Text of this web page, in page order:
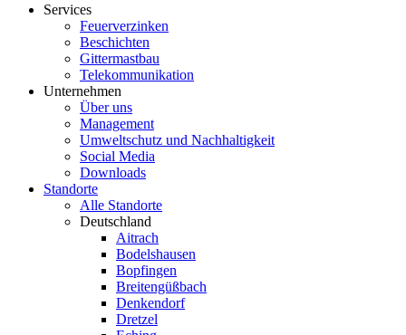
Services
Feuerverzinken
Beschichten
Gittermastbau
Telekommunikation
Unternehmen
Über uns
Management
Umweltschutz und Nachhaltigkeit
Social Media
Downloads
Standorte
Alle Standorte
Deutschland
Aitrach
Bodelshausen
Bopfingen
Breitengüßbach
Denkendorf
Dretzel